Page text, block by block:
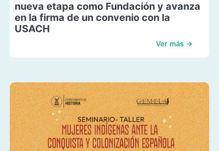
nueva etapa como Fundación y avanza
en la firma de un convenio con la
USACH
Ver más →